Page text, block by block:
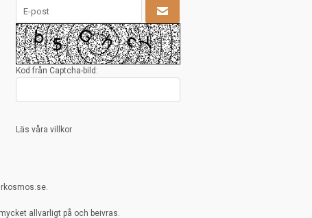
Kod från Captcha-bild:
Läs våra villkor
allvarligt på och beivras.